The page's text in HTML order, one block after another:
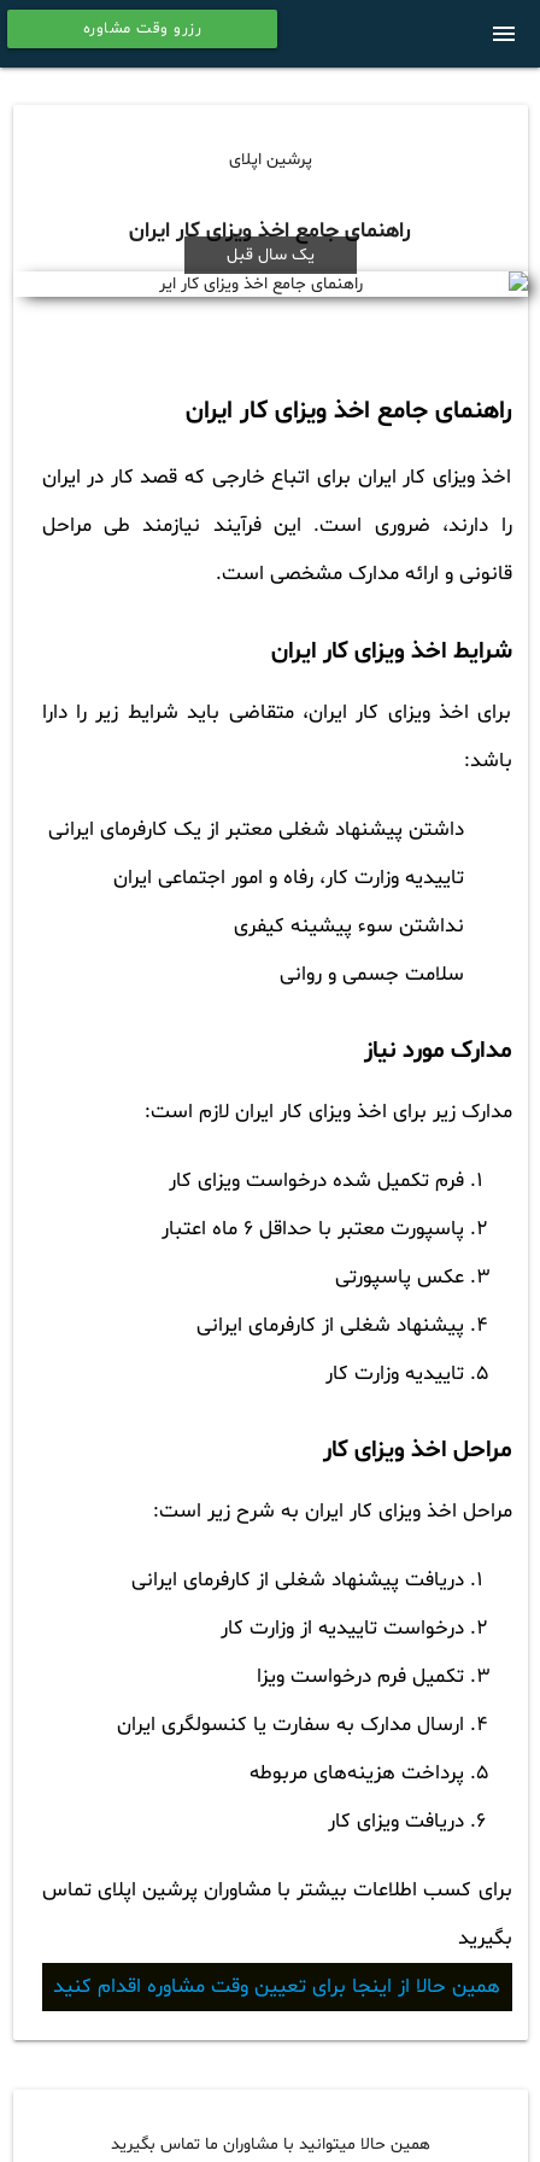
رزرو وقت مشاوره menu
پرشین اپلای
راهنمای جامع اخذ ویزای کار ایران
یک سال قبل
راهنمای جامع اخذ ویزای کار ایران
اخذ ویزای کار ایران برای اتباع خارجی که قصد کار در ایران
را دارند، ضروری است. این فرآیند نیازمند طی مراحل
قانونی و ارائه مدارک مشخصی است.
شرایط اخذ ویزای کار ایران
برای اخذ ویزای کار ایران، متقاضی باید شرایط زیر را دارا
باشد:
داشتن پیشنهاد شغلی معتبر از یک کارفرمای ایرانی
تاییدیه وزارت کار، رفاه و امور اجتماعی ایران
نداشتن سوء پیشینه کیفری
سلامت جسمی و روانی
مدارک مورد نیاز
مدارک زیر برای اخذ ویزای کار ایران لازم است:
فرم تکمیل شده درخواست ویزای کار
پاسپورت معتبر با حداقل 6 ماه اعتبار
عکس پاسپورتی
پیشنهاد شغلی از کارفرمای ایرانی
تاییدیه وزارت کار
مراحل اخذ ویزای کار
مراحل اخذ ویزای کار ایران به شرح زیر است:
دریافت پیشنهاد شغلی از کارفرمای ایرانی
درخواست تاییدیه از وزارت کار
تکمیل فرم درخواست ویزا
ارسال مدارک به سفارت یا کنسولگری ایران
پرداخت هزینه‌های مربوطه
دریافت ویزای کار
برای کسب اطلاعات بیشتر با مشاوران پرشین اپلای تماس
بگیرید
همین حالا از اینجا برای تعیین وقت مشاوره اقدام کنید
همین حالا میتوانید با مشاوران ما تماس بگیرید